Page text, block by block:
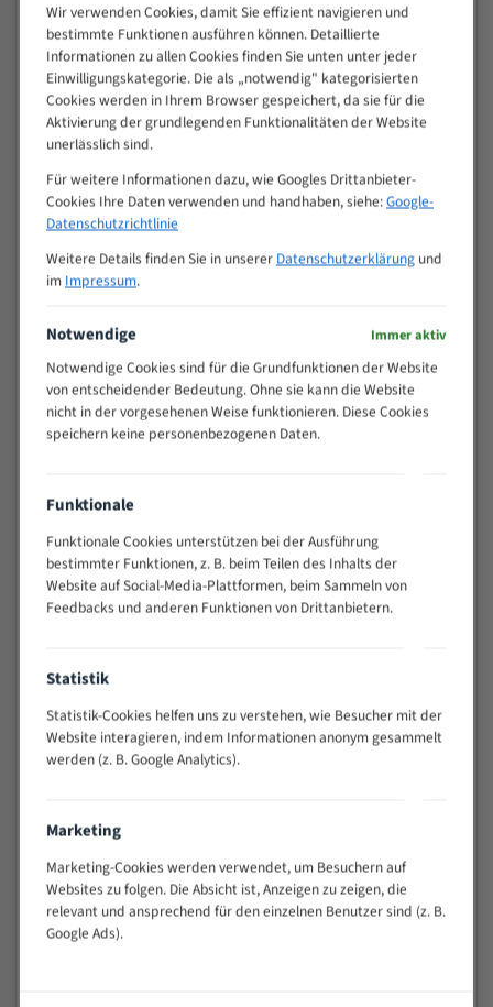
50
4/5
80
> 100
VOLLMATERIAL
Zoll (ZpZ))
>
25
10/14
15 - 40
8/12
25 - 50
50 - 120
80 - 180
3/4
130 -
350
2/3
150 -
600
> 500
0,75/1,25
Vorteile:
Vielseitiges Bandsägeblatt für verschiedenste
Widerstandsfähig gegen Zahnbruch auch bei
wechselnde Verbindungslängen)
Sehr geringe Vibration
Technische Beschreibung:
Positiver Spanwinkel
Bandkörper aus hochlegiertem Federstahl
Legierte HSS-beschichtete Zahnspitzen
Wir verwenden Cookies, damit Sie effizient navigieren und
bestimmte Funktionen ausführen können. Detaillierte
Informationen zu allen Cookies finden Sie unten unter jeder
Einwilligungskategorie. Die als „notwendig" kategorisierten
Cookies werden in Ihrem Browser gespeichert, da sie für die
Aktivierung der grundlegenden Funktionalitäten der Website
unerlässlich sind.
Für weitere Informationen dazu, wie Googles Drittanbieter-
Cookies Ihre Daten verwenden und handhaben, siehe:Google-
Datenschutzrichtlinie
Weitere Details finden Sie in unserer Datenschutzerklärungund
im Impressum.
Notwendige Immer aktiv
Notwendige Cookies sind für die Grundfunktionen der Website
von entscheidender Bedeutung. Ohne sie kann die Website
nicht in der vorgesehenen Weise funktionieren. Diese Cookies
speichern keine personenbezogenen Daten.
Funktionale
Funktionale Cookies unterstützen bei der Ausführung
bestimmter Funktionen, z. B. beim Teilen des Inhalts der
Website auf Social-Media-Plattformen, beim Sammeln von
Feedbacks und anderen Funktionen von Drittanbietern.
Statistik
Statistik-Cookies helfen uns zu verstehen, wie Besucher mit der
Website interagieren, indem Informationen anonym gesammelt
werden (z. B. Google Analytics).
Marketing
Marketing-Cookies werden verwendet, um Besuchern auf
Websites zu folgen. Die Absicht ist, Anzeigen zu zeigen, die
relevant und ansprechend für den einzelnen Benutzer sind (z. B.
Google Ads).